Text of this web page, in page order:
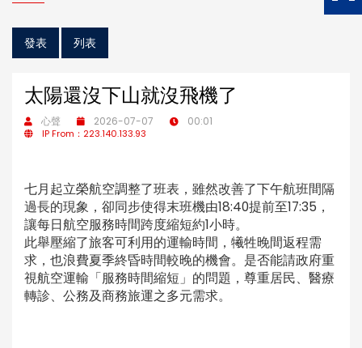
發表 列表
太陽還沒下山就沒飛機了
心聲 2026-07-07 00:01
IP From：223.140.133.93
七月起立榮航空調整了班表，雖然改善了下午航班間隔
過長的現象，卻同步使得末班機由18:40提前至17:35，
讓每日航空服務時間跨度縮短約1小時。
此舉壓縮了旅客可利用的運輸時間，犧牲晚間返程需
求，也浪費夏季終昏時間較晚的機會。是否能請政府重
視航空運輸「服務時間縮短」的問題，尊重居民、醫療
轉診、公務及商務旅運之多元需求。